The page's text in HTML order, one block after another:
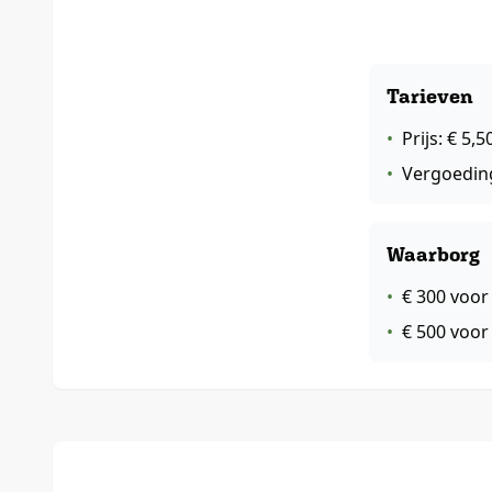
Tarieven
• Prijs: €
•
Waarborg
• € 300
• € 500